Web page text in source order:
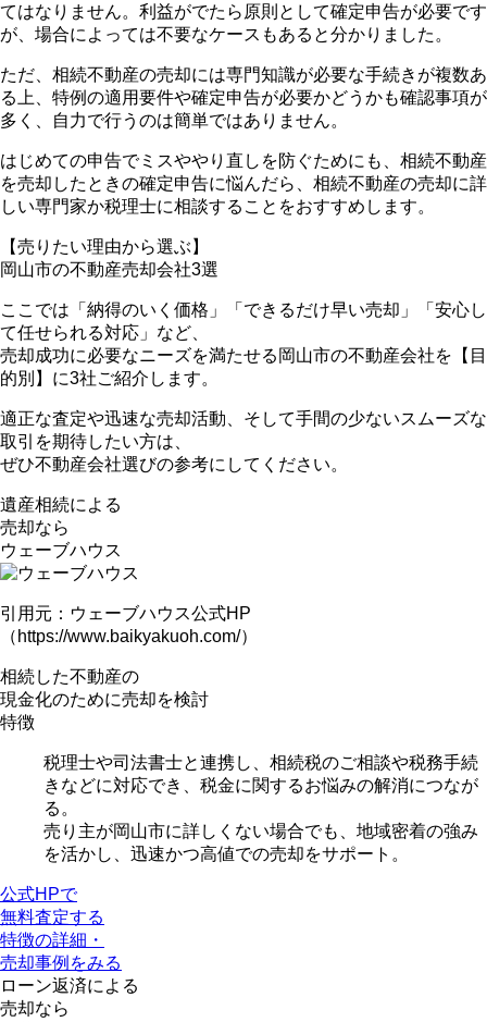
てはなりません。利益がでたら原則として確定申告が必要です
が、場合によっては不要なケースもあると分かりました。
ただ、相続不動産の売却には専門知識が必要な手続きが複数あ
る上、特例の適用要件や確定申告が必要かどうかも確認事項が
多く、自力で行うのは簡単ではありません。
はじめての申告でミスややり直しを防ぐためにも、相続不動産
を売却したときの確定申告に悩んだら、相続不動産の売却に詳
しい専門家か税理士に相談することをおすすめします。
【売りたい理由から選ぶ】
岡山市の不動産売却会社3選
ここでは「納得のいく価格」「できるだけ早い売却」「安心し
て任せられる対応」など、
売却成功に必要なニーズを満たせる岡山市の不動産会社を【目
的別】 に3社ご紹介します。
適正な査定や迅速な売却活動、そして手間の少ないスムーズな
取引を期待したい方は、
ぜひ不動産会社選びの参考にしてください。
遺産相続による
売却なら
ウェーブハウス
引用元：ウェーブハウス公式HP
（https://www.baikyakuoh.com/）
相続した不動産の
現金化のために売却を検討
特徴
税理士や司法書士と連携し、相続税のご相談や税務手続
きなどに対応でき、 税金に関するお悩みの解消につなが
る。
売り主が岡山市に詳しくない場合でも、地域密着の強み
を活かし、迅速かつ高値での売却をサポート。
公式HPで
無料査定する
特徴の詳細・
売却事例をみる
ローン返済による
売却なら